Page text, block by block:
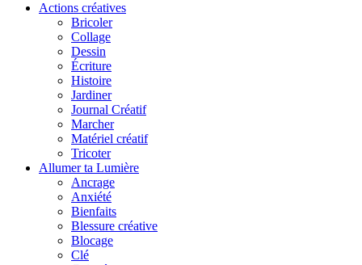
Actions créatives
Bricoler
Collage
Dessin
Écriture
Histoire
Jardiner
Journal Créatif
Marcher
Matériel créatif
Tricoter
Allumer ta Lumière
Ancrage
Anxiété
Bienfaits
Blessure créative
Blocage
Clé